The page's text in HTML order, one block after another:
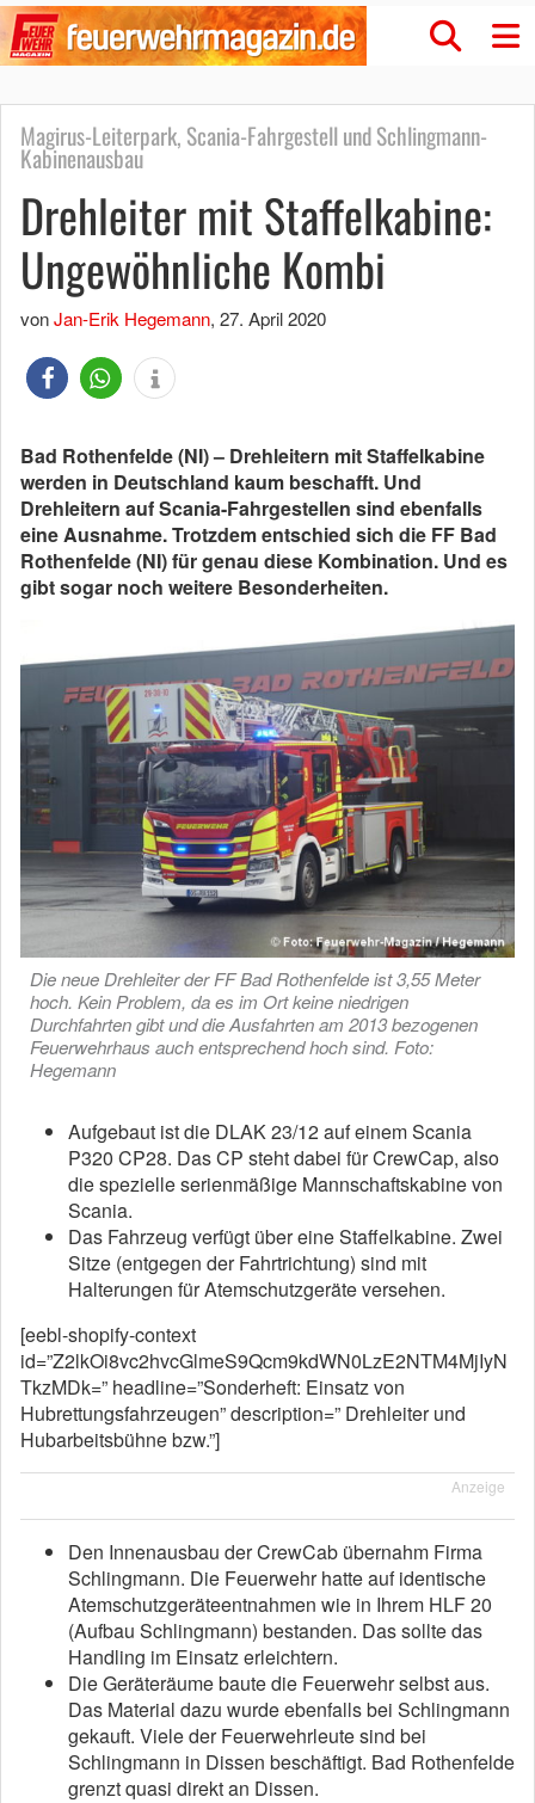
Magirus-Leiterpark, Scania-Fahrgestell und Schlingmann-
Kabinenausbau
Drehleiter mit Staffelkabine:
Ungewöhnliche Kombi
vonJan-Erik Hegemann, 27. April 2020
Bad Rothenfelde (NI) – Drehleitern mit Staffelkabine
werden in Deutschland kaum beschafft. Und
Drehleitern auf Scania-Fahrgestellen sind ebenfalls
eine Ausnahme. Trotzdem entschied sich die FF Bad
Rothenfelde (NI) für genau diese Kombination. Und es
gibt sogar noch weitere Besonderheiten.
Die neue Drehleiter der FF Bad Rothenfelde ist 3,55 Meter
hoch. Kein Problem, da es im Ort keine niedrigen
Durchfahrten gibt und die Ausfahrten am 2013 bezogenen
Feuerwehrhaus auch entsprechend hoch sind. Foto:
Hegemann
Aufgebaut ist die DLAK 23/12 auf einem Scania
P320 CP28. Das CP steht dabei für CrewCap, also
die spezielle serienmäßige Mannschaftskabine von
Scania.
Das Fahrzeug verfügt über eine Staffelkabine. Zwei
Sitze (entgegen der Fahrtrichtung) sind mit
Halterungen für Atemschutzgeräte versehen.
[eebl-shopify-context
id=”Z2lkOi8vc2hvcGlmeS9Qcm9kdWN0LzE2NTM4MjIyN
TkzMDk=” headline=”Sonderheft: Einsatz von
Hubrettungsfahrzeugen” description=” Drehleiter und
Hubarbeitsbühne bzw.”]
Anzeige
Den Innenausbau der CrewCab übernahm Firma
Schlingmann. Die Feuerwehr hatte auf identische
Atemschutzgeräteentnahmen wie in Ihrem HLF 20
(Aufbau Schlingmann) bestanden. Das sollte das
Handling im Einsatz erleichtern.
Die Geräteräume baute die Feuerwehr selbst aus.
Das Material dazu wurde ebenfalls bei Schlingmann
gekauft. Viele der Feuerwehrleute sind bei
Schlingmann in Dissen beschäftigt. Bad Rothenfelde
grenzt quasi direkt an Dissen.